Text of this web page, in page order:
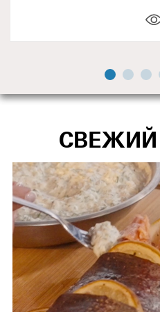
СВЕЖИЙ